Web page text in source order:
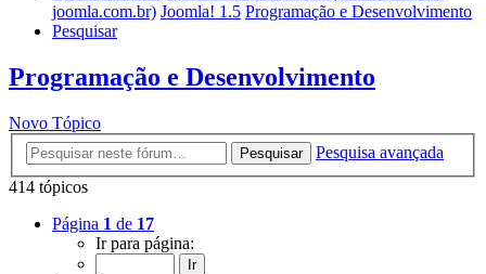
joomla.com.br) Joomla! 1.5 Programação e Desenvolvimento
Pesquisar
Programação e Desenvolvimento
Novo Tópico
Pesquisar
Pesquisa avançada
414 tópicos
Página 1 de 17
Ir para página: